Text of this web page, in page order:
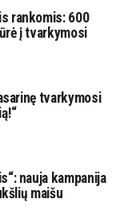
rankomis: 600
į tvarkymosi
tvarkymosi
nauja kampanija
maišu